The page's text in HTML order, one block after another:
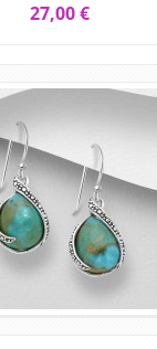
27,00 €